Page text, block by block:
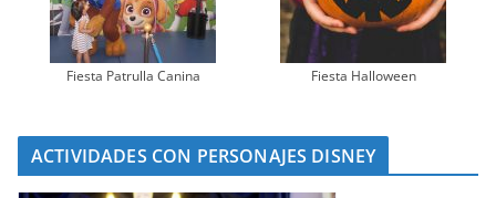
Fiesta Patrulla Canina Fiesta Halloween
ACTIVIDADES CON PERSONAJES DISNEY